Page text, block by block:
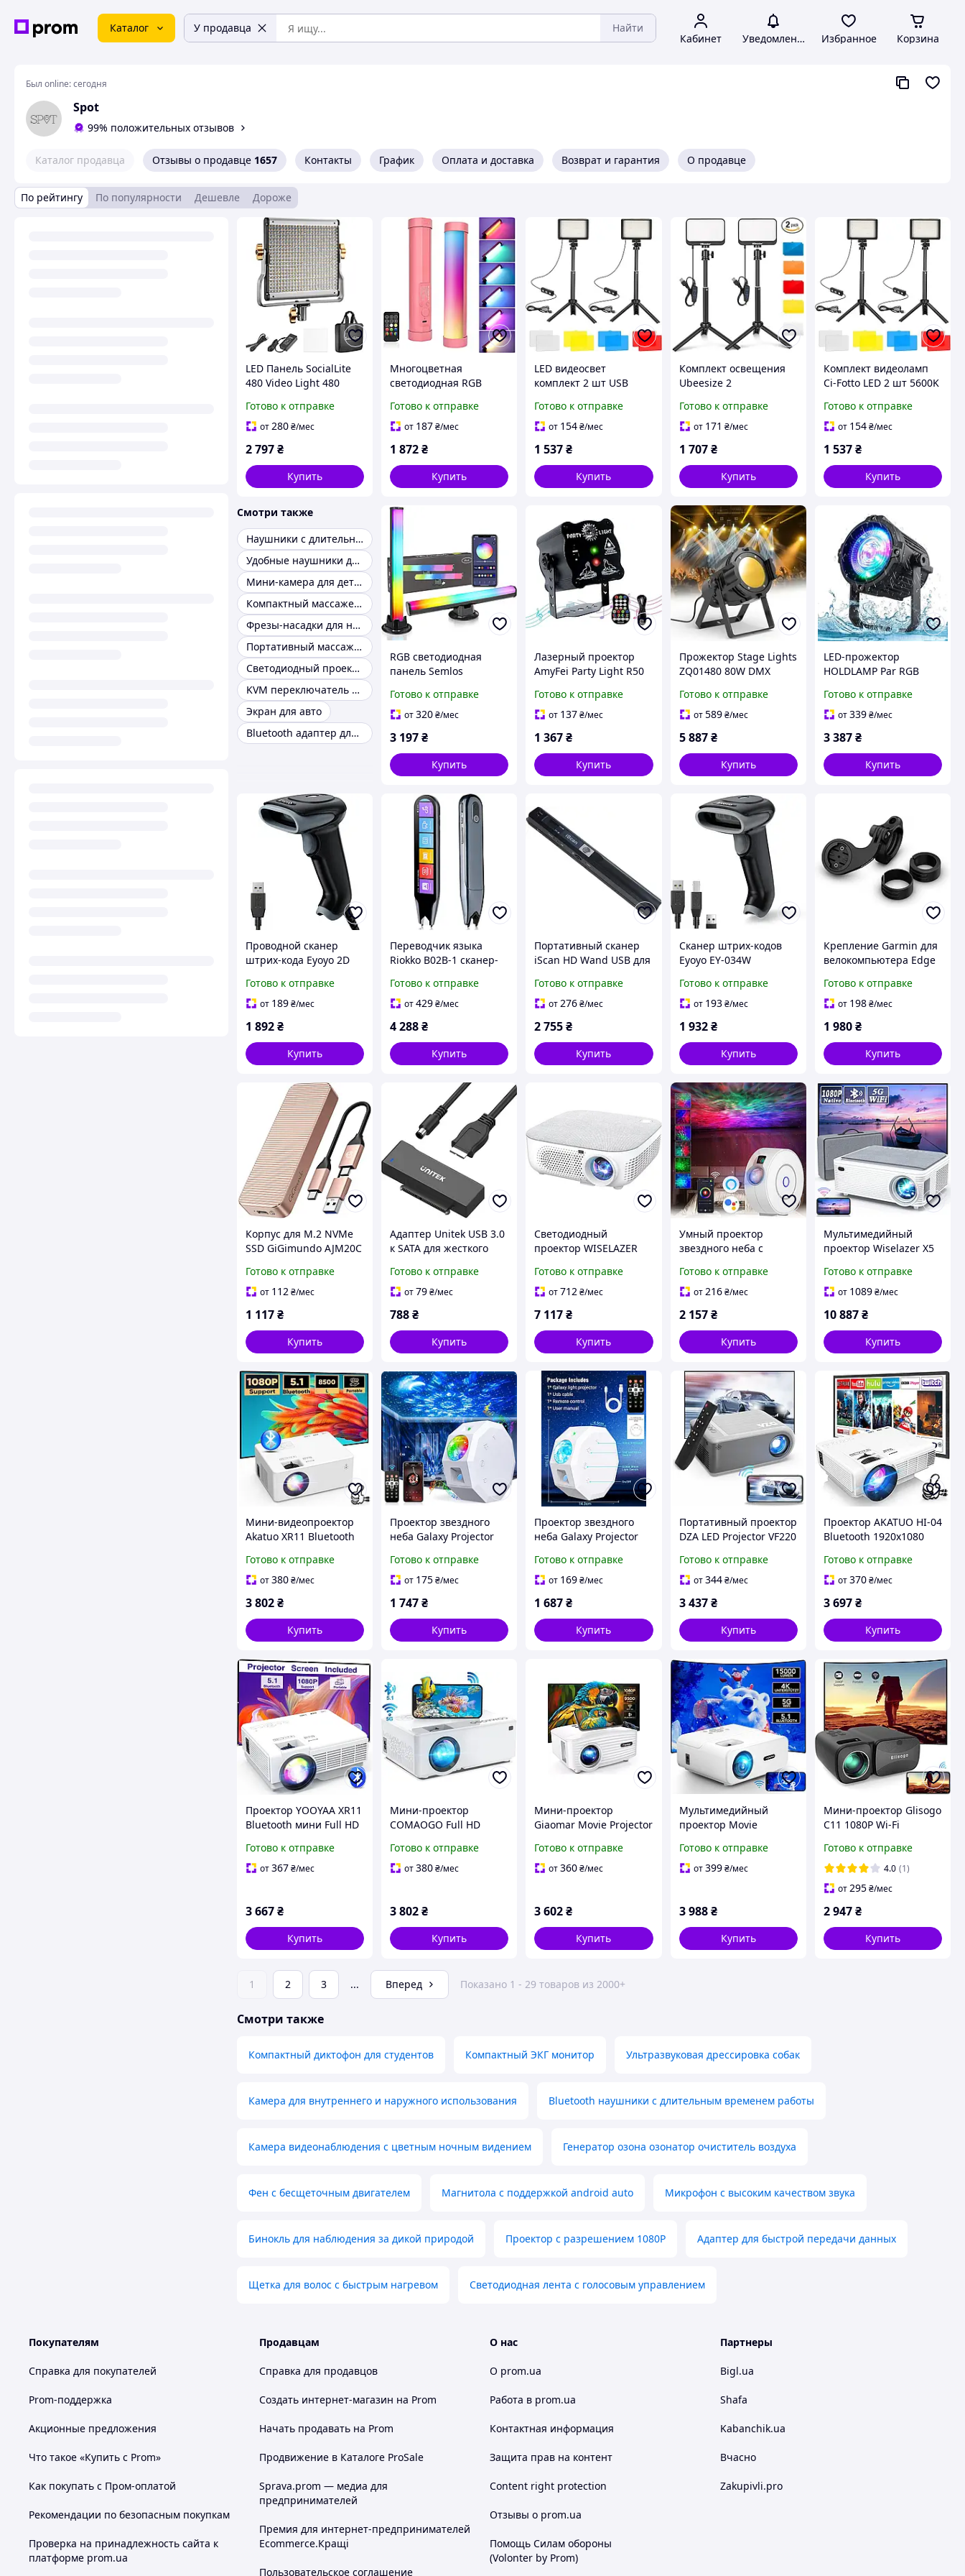
Каталог У продавца Найти
Кабинет Уведомления Избранное Корзина
Был online:сегодня
Spot
99% положительных отзывов
Каталог продавца Отзывы о продавце 1657 Контакты График Оплата и доставка Возврат и гарантия О продавце
По рейтингу По популярности Дешевле Дороже
LED Панель SocialLite
480 Video Light 480
3200K 5600K
регулируемая яркость
Готово к отправке
от280₴/мес
2 797₴
Купить
Многоцветная
светодиодная RGB
2000 мАч портативная
розовая для
люмен
Готово к отправке
от 187₴/мес
1 872₴
Купить
LED видеосвет
комплект 2 шт USB
яркостью 5600K мини-
штативы цветные
Готово к отправке
от 154₴/мес
1 537₴
Купить
Комплект освещения
Ubeesize 2
видеосветильника
6000K с мини-
стриминга и
фотосъемки
Готово к отправке
от 171 ₴/мес
1 707 ₴
Купить
Комплект видеоламп
Ci-Fotto LED 2 шт 5600K
цветными фильтрами
для фотостудий и
Готово к отправке
от 154₴/мес
1 537₴
Купить
Смотри также
Наушники с длительным временем работы
Удобные наушники для активного образа жизни
Мини-камера для детей
Компактный массажер для путешествий
Фрезы-насадки для ногтей
Портативный массажер для шеи
Светодиодный проектор для создания атмосферы звездного неба
KVM переключатель для геймеров
Экран для авто
Bluetooth адаптер для телевизора
RGB светодиодная
панель Semlos
музыкальной
синхронизацией 16
дома и гейминга
Готово к отправке
от320₴/мес
3 197₴
Купить
Лазерный проектор
AmyFei Party Light R50
режимов для
вечеринок и клубов
Готово к отправке
от 137₴/мес
1 367₴
Купить
Прожектор Stage Lights
ZQ01480 80W DMX
сценический свет
черный регулируемая
Готово к отправке
от589 ₴/мес
5 887 ₴
Купить
LED-прожектор
HOLDLAMP Par RGB
1 DMX 512
водонепроницаемый
мероприятий
Готово к отправке
от339₴/мес
3 387₴
Купить
Проводной сканер
штрих-кода Eyoyo 2D
считыватель для ПК
Mac ноутбука 1D 2D
Готово к отправке
от 189₴/мес
1 892₴
Купить
Переводчик языка
Riokko B02B-1 сканер-
камера 5 дюймов
черный
Готово к отправке
от429₴/мес
4 288₴
Купить
Портативный сканер
iScan HD Wand USB для
изображений черный
600 dpi встроенная
Готово к отправке
от276₴/мес
2 755₴
Купить
Сканер штрих-кодов
Eyoyo EY-034W
2D QR-кодов черный с
аккумулятором 2500
Готово к отправке
от 193 ₴/мес
1 932 ₴
Купить
Крепление Garmin для
велокомпьютера Edge
выносами 25,4-31,8 мм
для горного
Готово к отправке
от 198₴/мес
1 980₴
Купить
Корпус для M.2 NVMe
SSD GiGimundo AJM20C
3.2 Gen 2x2 скорость
20Gbps розовое золото
Готово к отправке
от 112₴/мес
1 117₴
Купить
Адаптер Unitek USB 3.0
к SATA для жесткого
черный с питанием 6
Гбитс
Готово к отправке
от79₴/мес
788₴
Купить
Светодиодный
проектор WISELAZER
1080P 300 дюймов 8500
люмен портативный
Готово к отправке
от712₴/мес
7 117₴
Купить
Умный проектор
звездного неба с
движущимися волнами
WiFi голосовое
совместимый с Alexa
Google Home с
Готово к отправке
от216 ₴/мес
2 157 ₴
Купить
Мультимедийный
проектор Wiselazer X5
10000 Лм Bluetooth Wi-
Fi портативный 1.84 кг
Готово к отправке
от 1089₴/мес
10 887₴
Купить
Мини-видеопроектор
Akatuo XR11 Bluetooth
мобильного телефона
белый
Готово к отправке
от380₴/мес
3 802₴
Купить
Проектор звездного
неба Galaxy Projector
таймером 20 режимов
света белый
Готово к отправке
от 175₴/мес
1 747₴
Купить
Проектор звездного
неба Galaxy Projector
режимов освещения
для детей и взрослых
Готово к отправке
от 169₴/мес
1 687₴
Купить
Портативный проектор
DZA LED Projector VF220
серый для домашнего
кинотеатра
Готово к отправке
от344 ₴/мес
3 437 ₴
Купить
Проектор AKATUO HI-04
Bluetooth 1920x1080
VGA белый
Готово к отправке
от370₴/мес
3 697₴
Купить
Проектор YOOYAA XR11
Bluetooth мини Full HD
портативный белый
для домашнего
Готово к отправке
от367₴/мес
3 667₴
Купить
Мини-проектор
COMAOGO Full HD
Bluetooth WiFi 220
дюймов белый
Готово к отправке
от380₴/мес
3 802₴
Купить
Мини-проектор
Giaomar Movie Projector
WiFi Bluetooth HDMI
USB белый
Готово к отправке
от360₴/мес
3 602₴
Купить
Мультимедийный
проектор Movie
1080P 15000 лм с Wi-Fi
и Bluetooth белый
Готово к отправке
от399 ₴/мес
3 988 ₴
Купить
Мини-проектор Glisogo
C11 1080P Wi-Fi
дюймов черный для
домашнего кинотеатра
Готово к отправке
4.0 (1)
от295₴/мес
2 947₴
Купить
1 2 3 ... Вперед Показано 1 - 29 товаров из 2000+
Смотри также
Компактный диктофон для студентов Компактный ЭКГ монитор Ультразвуковая дрессировка собак
Камера для внутреннего и наружного использования Bluetooth наушники с длительным временем работы
Камера видеонаблюдения с цветным ночным видением Генератор озона озонатор очиститель воздуха
Фен с бесщеточным двигателем Магнитола с поддержкой android auto Микрофон с высоким качеством звука
Бинокль для наблюдения за дикой природой Проектор с разрешением 1080P Адаптер для быстрой передачи данных
Щетка для волос с быстрым нагревом Светодиодная лента с голосовым управлением
Покупателям
Справка для покупателей
Prom-поддержка
Акционные предложения
Что такое «Купить с Prom»
Как покупать с Пром-оплатой
Рекомендации по безопасным покупкам
Проверка на принадлежность сайта к
платформе prom.ua
Продавцам
Справка для продавцов
Создать интернет-магазин на Prom
Начать продавать на Prom
Продвижение в Каталоге ProSale
Sprava.prom — медиа для
предпринимателей
Премия для интернет-предпринимателей
Ecommerce.Кращі
Пользовательское соглашение
О нас
О prom.ua
Работа в prom.ua
Контактная информация
Защита прав на контент
Content right protection
Отзывы о prom.ua
Помощь Силам обороны
(Volonter by Prom)
Партнеры
Bigl.ua
Shafa
Kabanchik.ua
Вчасно
Zakupivli.pro